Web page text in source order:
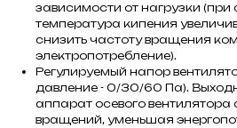
зависимости от нагрузки
температура кипения
снизить частоту вращения
электропотребление).
Регулируемый напор
давление - 0/30/60 Па).
аппарат осевого
вращений, уменьшая